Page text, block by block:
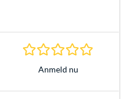
Anmeld nu